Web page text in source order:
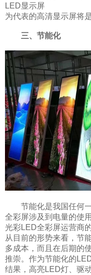
LED显示屏
为代表的高清显示屏将
三、节能化
节能化是我国任何一
全彩屏涉及到电量的使
光彩LED全彩屏运营商
从目前的形势来看，节
多成本，而且在后期的
推崇。作为节能化的
结果，高亮LED灯、驱